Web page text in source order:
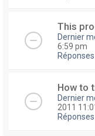
This
Dernier
6:59 pm
Réponses
How to
Dernier
2011
Réponses